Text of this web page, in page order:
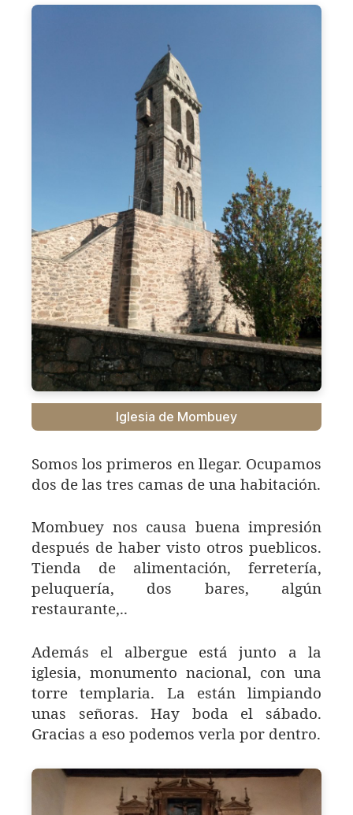
Iglesia de Mombuey
Somos los primeros en llegar. Ocupamos
dos de las tres camas de una habitación.
Mombuey nos causa buena impresión
después de haber visto otros pueblicos.
Tienda de alimentación, ferretería,
peluquería, dos bares, algún
restaurante,..
Además el albergue está junto a la
iglesia, monumento nacional, con una
torre templaria. La están limpiando
unas señoras. Hay boda el sábado.
Gracias a eso podemos verla por dentro.